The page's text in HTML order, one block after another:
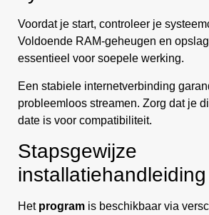
Voordat je start, controleer je
Voldoende RAM-geheugen en
essentieel voor soepele werking.
Een stabiele internetverbinding
probleemloos streamen. Zorg dat je
date is voor compatibiliteit.
Stapsgewijze
installatiehandleiding
Het program is beschikbaar via